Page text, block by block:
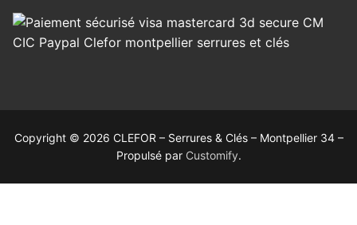
Copyright © 2026 CLEFOR – Serrures & Clés – Montpellier 34 –
Propulsé par Customify.